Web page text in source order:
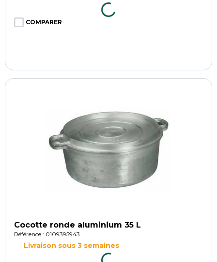
COMPARER
Cocotte ronde aluminium 35 L
Référence : 0109395943
Livraison sous 3 semaines